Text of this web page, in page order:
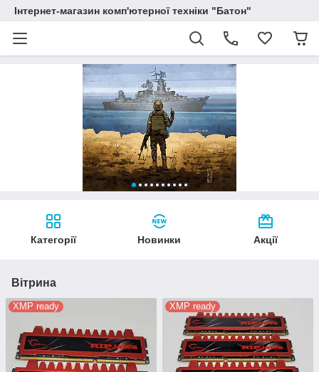
Інтернет-магазин комп'ютерної техніки "Батон"
Категорії Новинки Акції
Вітрина
XMP ready XMP ready